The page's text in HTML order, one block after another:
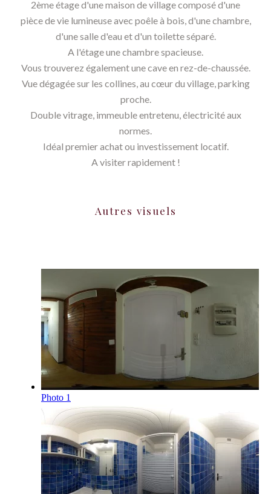
2ème étage d'une maison de village composé d'une
pièce de vie lumineuse avec poêle à bois, d'une chambre,
d'une salle d'eau et d'un toilette séparé.
A l'étage une chambre spacieuse.
Vous trouverez également une cave en rez-de-chaussée.
Vue dégagée sur les collines, au cœur du village, parking
proche.
Double vitrage, immeuble entretenu, électricité aux
normes.
Idéal premier achat ou investissement locatif.
A visiter rapidement !
Autres visuels